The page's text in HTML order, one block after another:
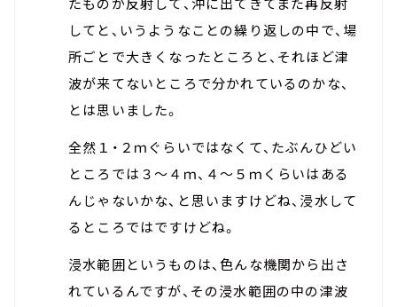
してと、いうようなことの繰り返しの中で、場
所ごとで大きくなったところと、それほど津
波が来てないところで分かれているのかな、
とは思いました。
全然１・２ｍぐらいではなくて、たぶんひどい
ところでは３～４ｍ、４～５ｍくらいはある
んじゃないかな、と思いますけどね、浸水して
るところではですけどね。
浸水範囲というものは、色んな機関から出さ
れているんですが、その浸水範囲の中の津波